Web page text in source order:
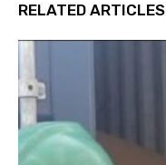
RELATED ARTICLES